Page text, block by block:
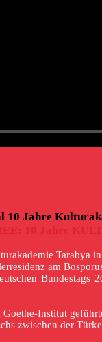
10 Jahre
Tarabya
am
Institut
zwischen der